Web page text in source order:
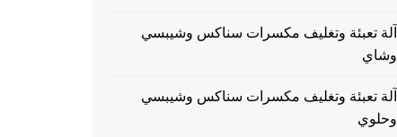
آلة تعبئة وتغليف مكسرات سناكس وشيبسي
وشاي
آلة تعبئة وتغليف مكسرات سناكس وشيبسي
وحلوي